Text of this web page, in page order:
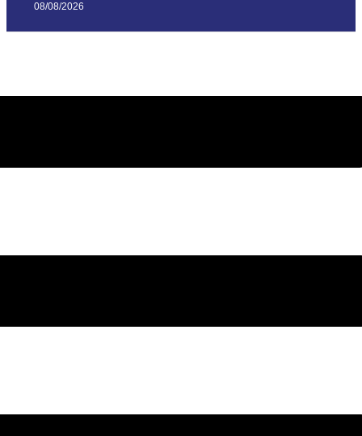
08/08/2026